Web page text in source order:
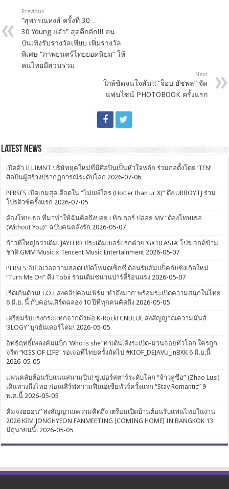
Previous
“สุพรรณหงส์ ครั้งที่ 30…
30 Young แจ๋ว” สุดคึกคัก!!! คน
บันเทิงรับรางวัลเพียบ เพิ่มรางวัล
พิเศษ “ภาพยนตร์ไทยยอดนิยม” ให้
คนไทยมีส่วนร่วม
Next
ใกล้ชิดจนใจสั่น!! “จ็อบ ธัชพล” จัด
แฟนไซน์ PHOTOBOOK ครั้งแรก
Latest News
เปิดตัว ILLIMNT บริษัทยุคใหม่ที่มีศิลปินเป็นหัวใจหลัก ร่วมก่อตั้งโดย ‘TEN’
ศิลปินผู้สร้างปรากฏการณ์ระดับโลก 2026-07-06
PERSES เปิดเกมสุดเดือดใน “ไม่แพ้ใคร (Hotter than ur X)” ดึง URBOYTJ ร่วม
โปรดิวซ์ครั้งแรก 2026-07-05
ต้องโทษเธอ ที่มาทำให้ฉันคิดถึงบ่อย ! ทิกเกอร์ ปล่อย MV “ต้องโทษเธอ
(Without You)” ฉบับคนคลั่งรัก 2026-05-07
ก้าวที่ใหญ่กว่าเดิม! JAYLERR ประเดิมเบอร์แรกค่าย ‘GX10 ASIA’ โปรเจกต์ข้าม
ชาติ GMM Music x Tencent Music Entertainment 2026-05-07
PERSES อัปเลเวลความฮอต! เปิดโหมดเซ็กซี่ ต้อนรับคัมแบ็คกับซิงเกิลใหม่
“Turn Me On” ดึง Tobii ร่วมเติมชนวนปาร์ตี้ร้อนแรง 2026-05-07
เริ่ดเกินต้าน! I.O.I ส่งคลิปคอนเฟิร์ม ‘ทำถึงมาก’ พร้อมระเบิดความสนุกในไทย
6 มิ.ย. นี้ กับคอนเสิร์ตฉลอง 10 ปีที่ทุกคนคิดถึง 2026-05-05
เตรียมรับแรงกระแทกจากตัวพ่อ K-Rock! CNBLUE ส่งสัญญาณความมันส์
‘3LOGY’ บุกธันเดอร์โดม! 2026-05-05
อิทธิฤทธิ์เพลงคัมแบ็ก ‘Who is she’ ท่าเต้นเด้งระเบิด-ม่วนจอยทั่วโลก ใครถูก
จริต “KISS OF LIFE” รอเจอที่ไทยครั้งถัดไป #KIOF_DEJAVU_inBKK 6 มิ.ย.นี้
2026-05-05
แฟนคลับต้อนรับแน่นสนามบิน! ซูเปอร์สตาร์ระดับโลก “จ้าวลู่ซือ” (Zhao Lusi)
เดินทางถึงไทย ก่อนเสิร์ฟความฟินเอเชียทัวร์ครั้งแรก “Stay Romantic” 9
พ.ค.นี้ 2026-05-05
คิมจงฮยอน” ส่งสัญญาณความคิดถึง เตรียมเปิดบ้านต้อนรับแฟนไทยในงาน
2026 KIM JONGHYEON FANMEETING [COMING HOME] IN BANGKOK 13
มิถุนายนนี้! 2026-05-05